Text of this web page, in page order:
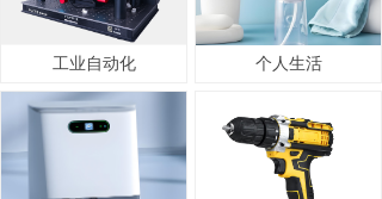
工业自动化 个人生活